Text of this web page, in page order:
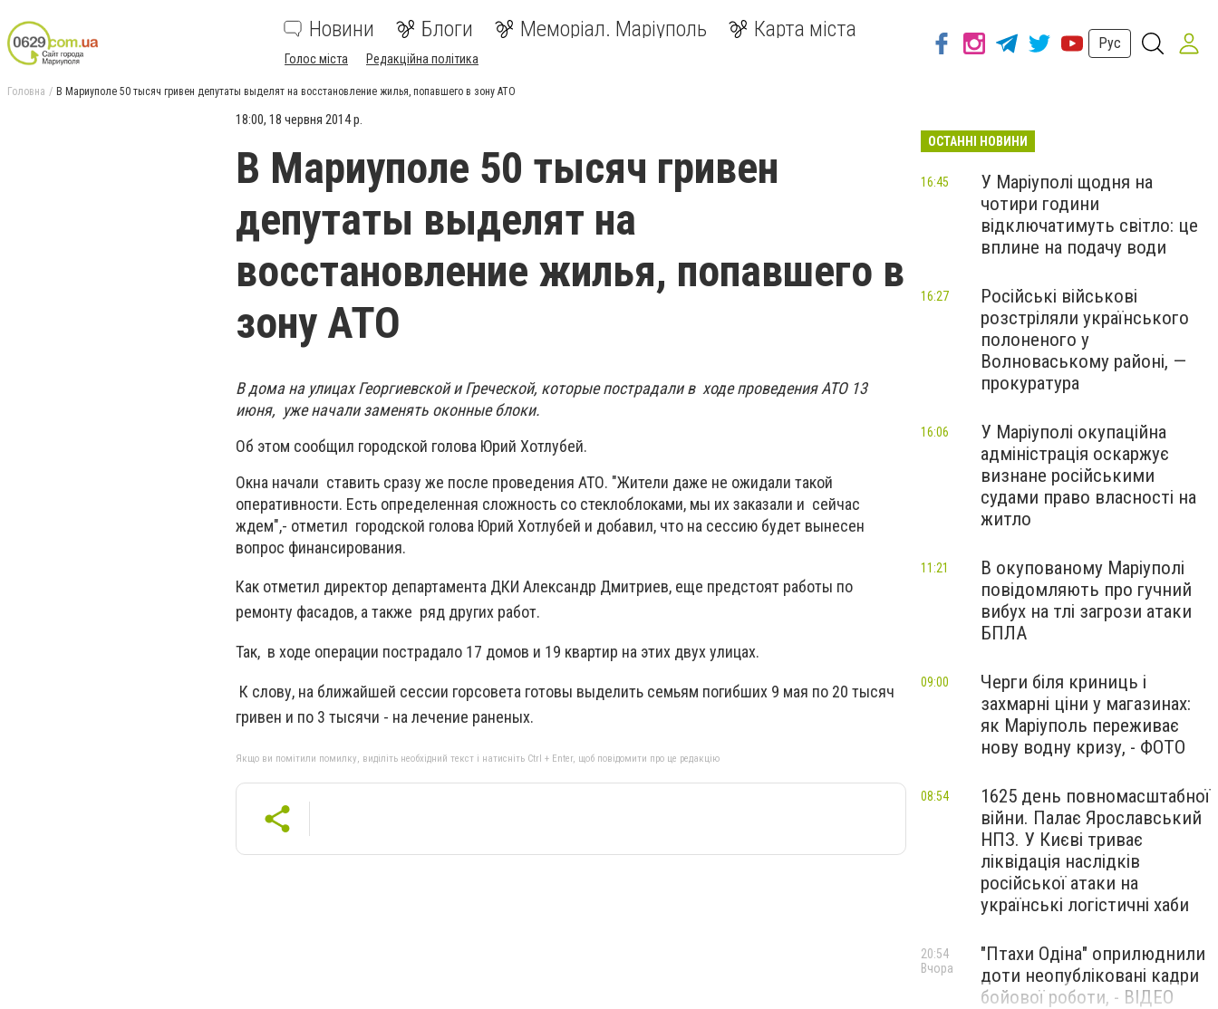
Новини Блоги Меморіал. Маріуполь Карта міста
Голос міста Редакційна політика
Рус
Головна В Мариуполе 50 тысяч гривен депутаты выделят на восстановление жилья, попавшего в зону АТО
18:00, 18 червня 2014 р.
В Мариуполе 50 тысяч гривен
депутаты выделят на
восстановление жилья, попавшего в
зону АТО
В дома на улицах Георгиевской и Греческой, которые пострадали в ходе проведения АТО 13
июня, уже начали заменять оконные блоки.
Об этом сообщил городской голова Юрий Хотлубей.
Окна начали ставить сразу же после проведения АТО. "Жители даже не ожидали такой
оперативности. Есть определенная сложность со стеклоблоками, мы их заказали и сейчас
ждем",- отметил городской голова Юрий Хотлубей и добавил, что на сессию будет вынесен
вопрос финансирования.
Как отметил директор департамента ДКИ Александр Дмитриев, еще предстоят работы по
ремонту фасадов, а также ряд других работ.
Так, в ходе операции пострадало 17 домов и 19 квартир на этих двух улицах.
К слову, на ближайшей сессии горсовета готовы выделить семьям погибших 9 мая по 20 тысяч
гривен и по 3 тысячи - на лечение раненых.
Якщо ви помітили помилку, виділіть необхідний текст і натисніть Ctrl + Enter, щоб повідомити про це редакцію
ОСТАННІ НОВИНИ
У Маріуполі щодня на
чотири години
відключатимуть світло: це
вплине на подачу води
16:45
Російські військові
розстріляли українського
полоненого у
Волноваському районі, —
прокуратура
16:27
У Маріуполі окупаційна
адміністрація оскаржує
визнане російськими
судами право власності на
житло
16:06
В окупованому Маріуполі
повідомляють про гучний
вибух на тлі загрози атаки
БПЛА
11:21
Черги біля криниць і
захмарні ціни у магазинах:
як Маріуполь переживає
нову водну кризу, - ФОТО
09:00
1625 день повномасштабної
війни. Палає Ярославський
НПЗ. У Києві триває
ліквідація наслідків
російської атаки на
українські логістичні хаби
08:54
"Птахи Одіна" оприлюднили
доти неопубліковані кадри
бойової роботи, - ВІДЕО
20:54
Вчора